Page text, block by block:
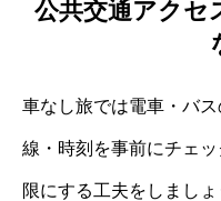
公共交通アクセ
車なし旅では電車・バ
線・時刻を事前にチェ
限にする工夫をしまし